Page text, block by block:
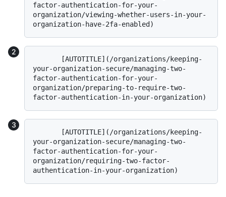
factor-authentication-for-your-
organization/viewing-whether-users-in-your-
your-organization-secure/managing-two-
factor-authentication-for-your-
organization/preparing-to-require-two-
your-organization-secure/managing-two-
factor-authentication-for-your-
organization/requiring-two-factor-